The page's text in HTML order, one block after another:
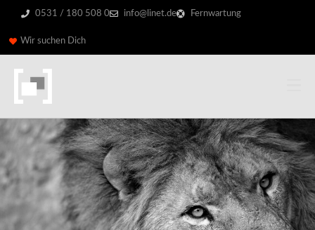
0531 / 180 508 0 info@linet.de Fernwartung
Wir suchen Dich